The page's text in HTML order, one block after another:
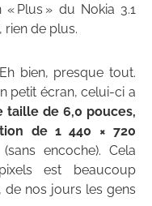
« Plus » du Nokia 3.1
rien de plus.
bien, presque tout.
petit écran, celui-ci a
taille de 6,0 pouces,
de 1 440 × 720
encoche). Cela
est beaucoup
de nos jours les gens